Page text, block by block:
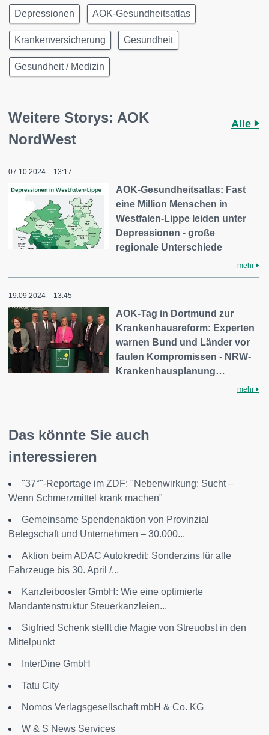
Depressionen AOK-Gesundheitsatlas
Krankenversicherung Gesundheit
Gesundheit / Medizin
Weitere Storys: AOK
NordWest
Alle
07.10.2024 – 13:17
AOK-Gesundheitsatlas: Fast
eine Million Menschen in
Westfalen-Lippe leiden unter
Depressionen - große
regionale Unterschiede
mehr
19.09.2024 – 13:45
AOK-Tag in Dortmund zur
Krankenhausreform: Experten
warnen Bund und Länder vor
faulen Kompromissen - NRW-
Krankenhausplanung…
mehr
Das könnte Sie auch
interessieren
"37°"-Reportage im ZDF: "Nebenwirkung: Sucht ‒
Wenn Schmerzmittel krank machen"
Gemeinsame Spendenaktion von Provinzial
Belegschaft und Unternehmen – 30.000...
Aktion beim ADAC Autokredit: Sonderzins für alle
Fahrzeuge bis 30. April /...
Kanzleibooster GmbH: Wie eine optimierte
Mandantenstruktur Steuerkanzleien...
Sigfried Schenk stellt die Magie von Streuobst in den
Mittelpunkt
InterDine GmbH
Tatu City
Nomos Verlagsgesellschaft mbH & Co. KG
W & S News Services